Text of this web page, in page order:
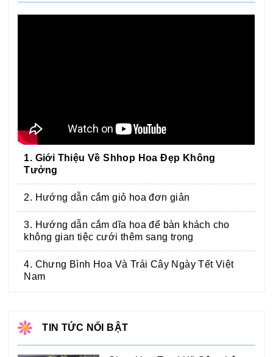
1. Giới Thiệu Về Shhop Hoa Đẹp Không
Tưởng
2. Hướng dẫn cắm giỏ hoa đơn giản
3. Hướng dẫn cắm dĩa hoa để bàn khách cho
không gian tiệc cưới thêm sang trọng
4. Chưng Bình Hoa Và Trái Cây Ngày Tết Việt
Nam
TIN TỨC NỔI BẬT